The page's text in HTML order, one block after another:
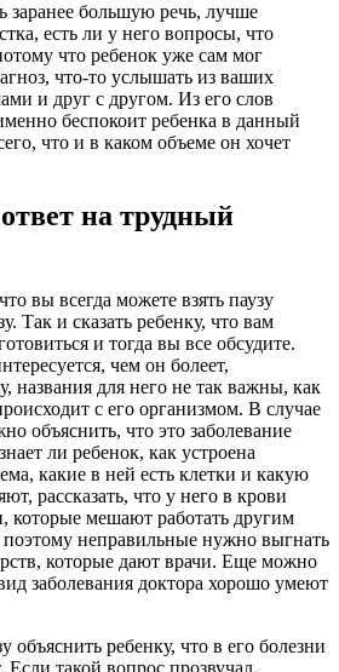
заранее большую речь, лучше
есть ли у него вопросы, что
что ребенок уже сам мог
что-то услышать из ваших
и друг с другом. Из его слов
беспокоит ребенка в данный
что и в каком объеме он хочет
на трудный
вы всегда можете взять паузу
Так и сказать ребенку, что вам
и тогда вы все обсудите.
чем он болеет,
названия для него не так важны, как
с его организмом. В случае
объяснить, что это заболевание
ли ребенок, как устроена
какие в ней есть клетки и какую
рассказать, что у него в крови
которые мешают работать другим
неправильные нужно выгнать
которые дают врачи. Еще можно
заболевания доктора хорошо умеют
объяснить ребенку, что в его болезни
Если такой вопрос прозвучал,